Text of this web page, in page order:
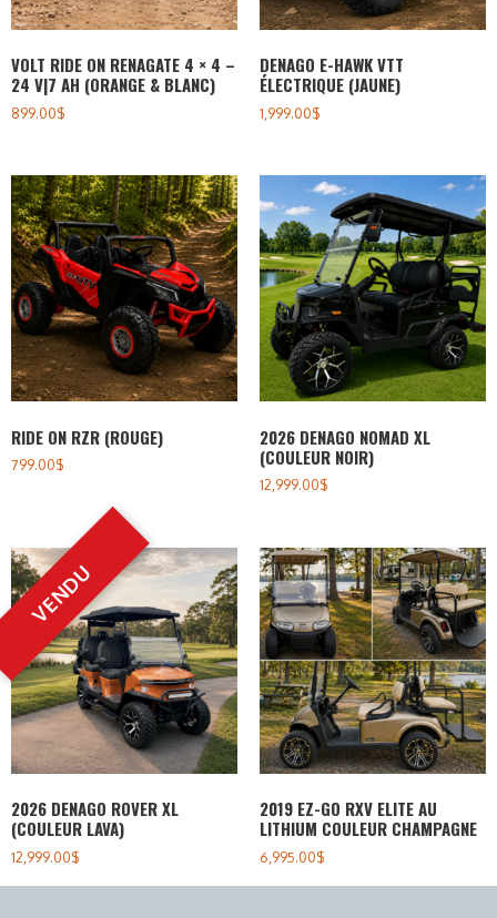
VOLT RIDE ON RENAGATE 4 × 4 –
24 V|7 AH (ORANGE & BLANC)
899.00$
DENAGO E-HAWK VTT
ÉLECTRIQUE (JAUNE)
1,999.00$
RIDE ON RZR (ROUGE)
799.00$
2026 DENAGO NOMAD XL
(COULEUR NOIR)
12,999.00$
2026 DENAGO ROVER XL
(COULEUR LAVA)
12,999.00$
2019 EZ-GO RXV ELITE AU
LITHIUM COULEUR CHAMPAGNE
6,995.00$